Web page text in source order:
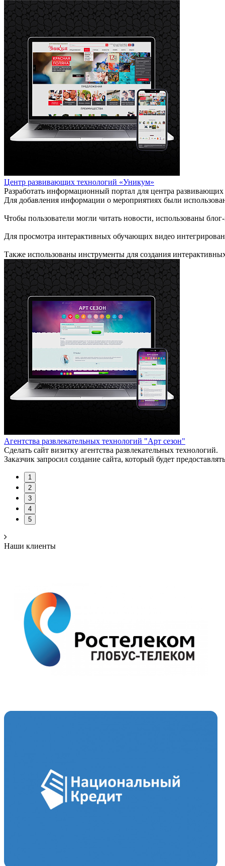
Центр развивающих технологий «Уникум»
Разработать информационный портал для центра
Для добавления информации о мероприятиях были
Чтобы пользователи могли читать новости, использованы
Для просмотра интерактивных обучающих видео
Также использованы инструменты для создания
Агентства развлекательных технологий "Арт сезон"
Сделать сайт визитку агентства развлекательных технологий.
Заказчик запросил создание сайта, который будет
1
2
3
4
5
Наши клиенты